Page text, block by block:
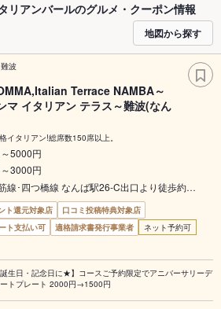
リアンバールのグルメ・クーポン情報
地図から探す
難波
Terrace NAMBA～
マ イタリアン テラス～難波(なん
イタリアン!総席数150席以上。
5000円
3000円
線･四つ橋線 なんば駅26-C出口より徒歩約…
ト還元対象店
口コミ投稿特典対象店
ト支払い可 適格請求書発行事業者
ネット予約可
誕生日・記念日に★】コースご予約限定でアニバーサリーデ
トプレート 2000円→1500円